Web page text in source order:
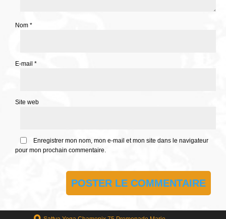
Nom *
E-mail *
Site web
Enregistrer mon nom, mon e-mail et mon site dans le navigateur
pour mon prochain commentaire.